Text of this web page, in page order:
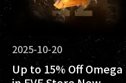
2025-10-20
Up to 15% Off Omega